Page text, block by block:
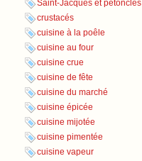
Saint-Jacques et pétoncles
crustacés
cuisine à la poêle
cuisine au four
cuisine crue
cuisine de fête
cuisine du marché
cuisine épicée
cuisine mijotée
cuisine pimentée
cuisine vapeur